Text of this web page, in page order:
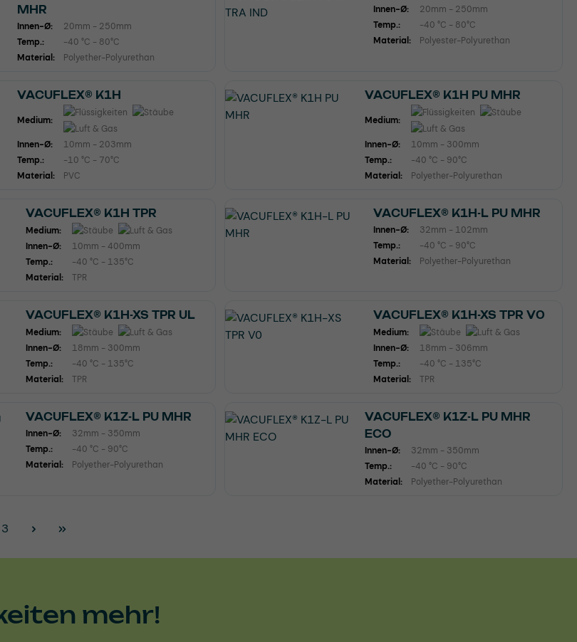
MHR
Innen-Ø:
20mm - 250mm
Temp.:
-40 °C - 80°C
Material:
Polyether-Polyurethan
Innen-Ø:
20mm - 250mm
Temp.:
-40 °C - 80°C
Material:
Polyester-Polyurethan
VACUFLEX® K1H
Medium:
Innen-Ø:
10mm - 203mm
Temp.:
-10 °C - 70°C
Material:
PVC
VACUFLEX® K1H PU MHR
Medium:
Innen-Ø:
10mm - 300mm
Temp.:
-40 °C - 90°C
Material:
Polyether-Polyurethan
VACUFLEX® K1H TPR
Medium:
Innen-Ø:
10mm - 400mm
Temp.:
-40 °C - 135°C
Material:
TPR
VACUFLEX® K1H-L PU MHR
Innen-Ø:
32mm - 102mm
Temp.:
-40 °C - 90°C
Material:
Polyether-Polyurethan
VACUFLEX® K1H-XS TPR UL
Medium:
Innen-Ø:
18mm - 300mm
Temp.:
-40 °C - 135°C
Material:
TPR
VACUFLEX® K1H-XS TPR V0
Medium:
Innen-Ø:
18mm - 306mm
Temp.:
-40 °C - 135°C
Material:
TPR
VACUFLEX® K1Z-L PU MHR
Innen-Ø:
32mm - 350mm
Temp.:
-40 °C - 90°C
Material:
Polyether-Polyurethan
VACUFLEX® K1Z-L PU MHR
ECO
Innen-Ø:
32mm - 350mm
Temp.:
-40 °C - 90°C
Material:
Polyether-Polyurethan
Seite
3
mehr!